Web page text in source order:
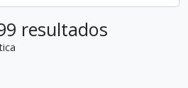
resultados